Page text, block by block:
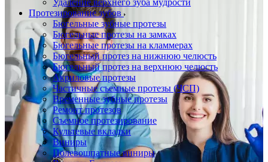
Удаление верхнего зуба мудрости
Протезирование зубов
Бюгельные зубные протезы
Бюгельные протезы на замках
Бюгельные протезы на кламмерах
Бюгельный протез на нижнюю челюсть
Бюгельный протез на верхнюю челюсть
Акриловые протезы
Частичные съемные протезы (ЧСП)
Временные зубные протезы
Ремонт протезов
Съемное протезирование
Культевые вкладки
Виниры
Полевошпатные виниры